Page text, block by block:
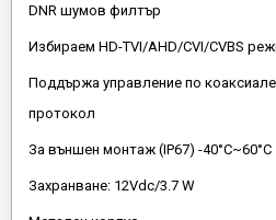
DNR шумов филтър
Избираем HD-TVI/AHD/CVI/CVBS
Поддържа управление по
протокол
За външен монтаж (IP67) -40°C~60°C
Захранване: 12Vdc/3.7 W